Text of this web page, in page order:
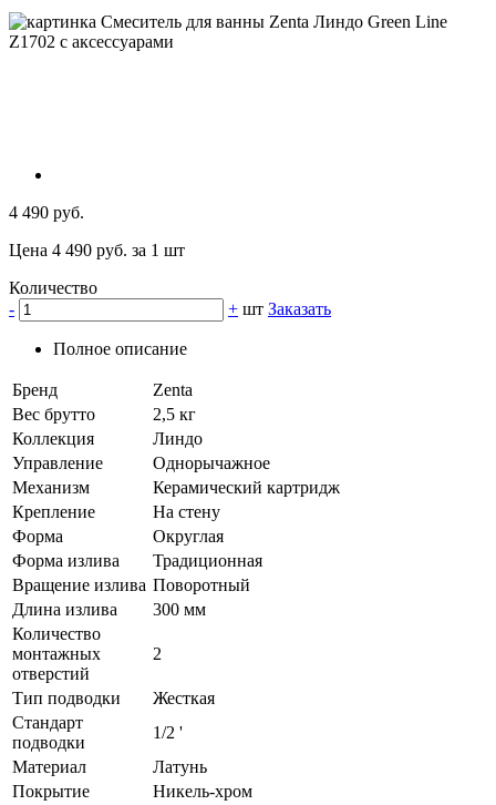
4 490 руб.
Цена 4 490 руб. за 1 шт
Количество
-
+ шт Заказать
Полное описание
Бренд
Zenta
Вес брутто
2,5 кг
Коллекция
Линдо
Управление
Однорычажное
Механизм
Керамический картридж
Крепление
На стену
Форма
Округлая
Форма излива
Традиционная
Вращение излива Поворотный
Длина излива
300 мм
Количество
монтажных
отверстий
2
Тип подводки
Жесткая
Стандарт
подводки
1/2 '
Материал
Латунь
Покрытие
Никель-хром